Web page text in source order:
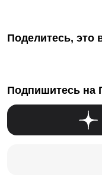
Поделитесь, это
Подпишитесь на